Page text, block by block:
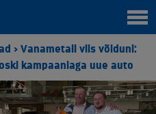
> Vanametall viis võiduni:
kampaaniaga uue auto